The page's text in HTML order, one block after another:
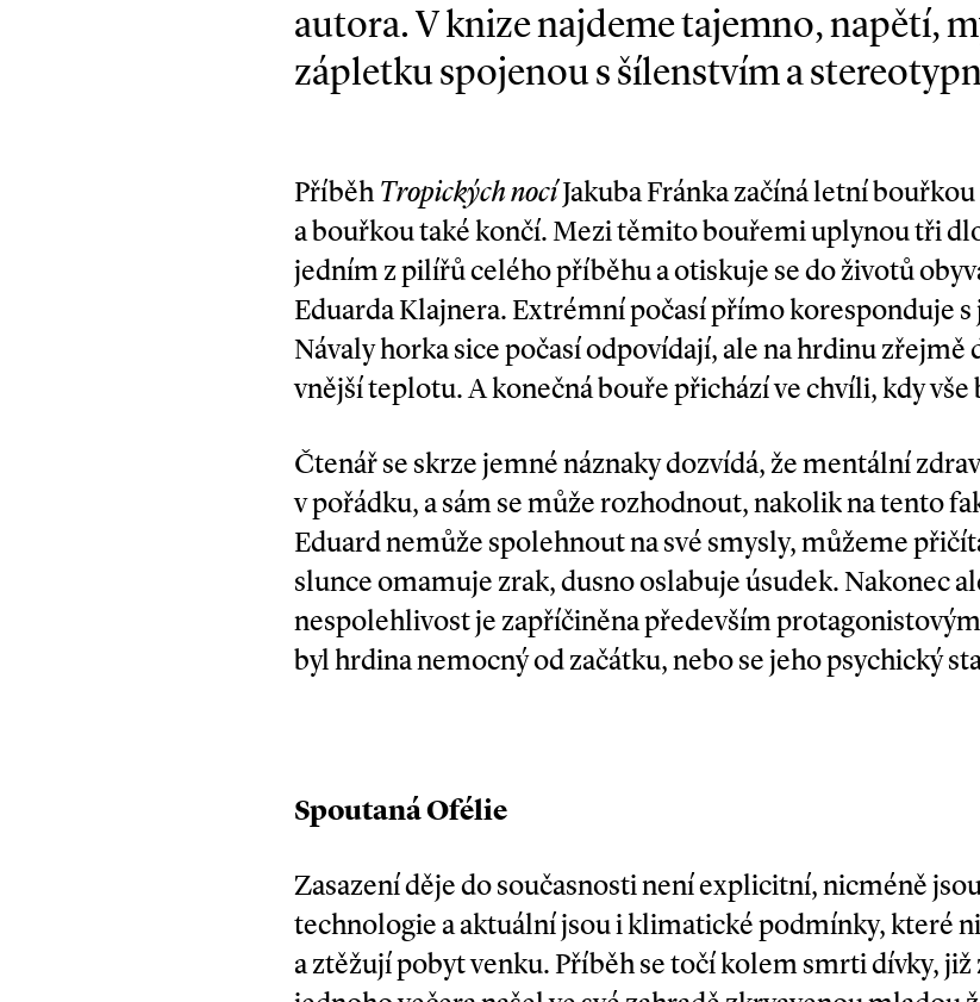
autora. V knize najdeme tajemno, napětí,
zápletku spojenou s šílenstvím a
Příběh Tropických nocíJakuba Fránka začíná letní
a bouřkou také končí. Mezi těmito bouřemi uplynou tři
jedním z pilířů celého příběhu a otiskuje se do životů
Eduar­da Klajnera. Extrémní počasí přímo koresponduje
Návaly horka sice počasí odpovídají, ale na hrdinu zřejmě
vnější teplotu. A konečná bouře přichází ve chvíli, kdy
Čtenář se skrze jemné náznaky dozvídá, že mentální
v pořádku, a sám se může rozhodnout, nakolik na tento
Eduard nemůže spolehnout na své smysly, můžeme
slunce omamuje zrak, dusno oslabuje úsudek. Nakonec
nespolehlivost je zapříčiněna především
byl hrdina nemocný od začátku, nebo se jeho psychický
Spoutaná Ofélie
Zasazení děje do současnosti není explicitní, nicméně
technologie a aktuální jsou i klimatické podmínky, které
a ztěžují pobyt venku. Příběh se točí kolem smrti dívky,